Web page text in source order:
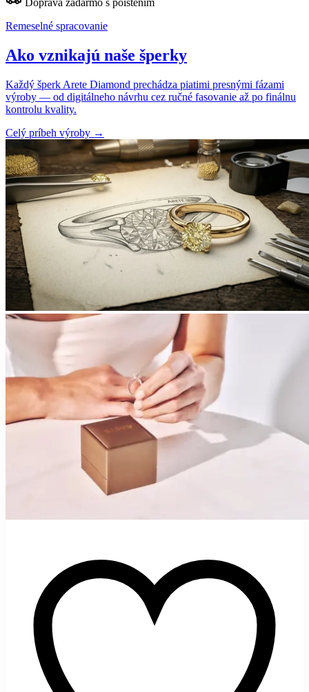
Remeselné spracovanie
Ako vznikajú naše šperky
Každý šperk Arete Diamond prechádza piatimi presnými fázami
výroby — od digitálneho návrhu cez ručné fasovanie až po finálnu
kontrolu kvality.
Celý príbeh výroby →